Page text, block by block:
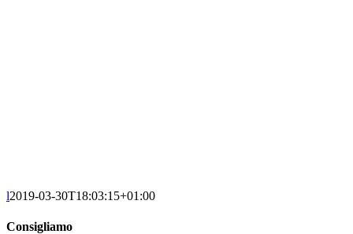
l2019-03-30T18:03:15+01:00
Consigliamo